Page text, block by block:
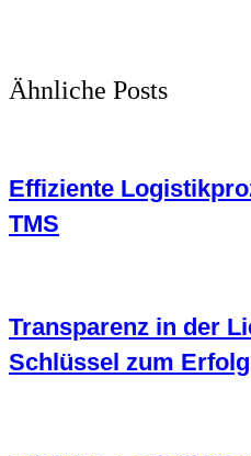
Ähnliche Posts
Effiziente
TMS
Transparenz in der
Schlüssel zum Erfolg